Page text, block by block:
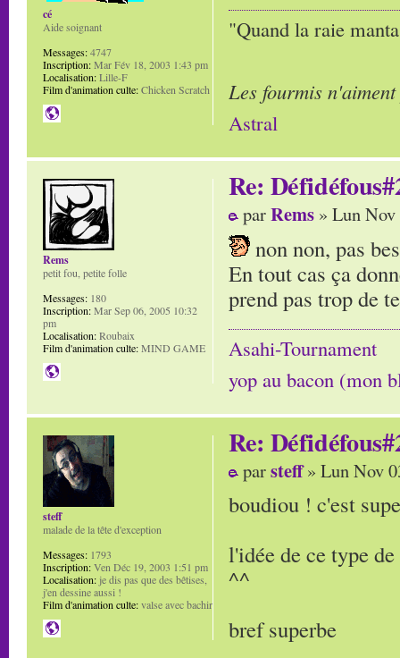
"Quand la raie
Les fourmis
Astral
cé
Aide soignant
Messages:4747
Inscription:Mar Fév 18, 2003 1:43 pm
Localisation:Lille-F
Film d'animation culte:Chicken Scratch
Re:
parRems » Lun
non non, pas
En tout cas ça
prend pas trop de
Asahi-Tournament
yop au bacon (mon
Rems
petit fou, petite folle
Messages: 180
Inscription:Mar Sep 06, 2005 10:32
pm
Localisation:Roubaix
Film d'animation culte:MIND GAME
Re:
parsteff» Lun Nov
boudiou ! c'est
l'idée de ce type
^^
bref superbe
steff
malade de la tête d'exception
Messages: 1793
Inscription:Ven Déc 19, 2003 1:51 pm
Localisation: je dis pas que des bêtises,
j'en dessine aussi !
Film d'animation culte:valse avec bachir